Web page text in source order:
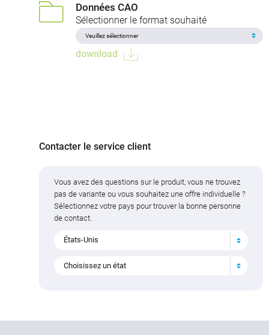
Données CAO
Sélectionner le format souhaité
download
Contacter le service client
Vous avez des questions sur le produit, vous ne trouvez
pas de variante ou vous souhaitez une offre individuelle ?
Sélectionnez votre pays pour trouver la bonne personne
de contact.
États-Unis
Choisissez un état